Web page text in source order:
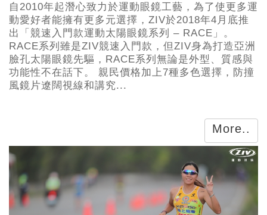
自2010年起潛心致力於運動眼鏡工藝，為了使更多運
動愛好者能擁有更多元選擇，ZIV於2018年4月底推
出「競速入門款運動太陽眼鏡系列 – RACE」。
RACE系列雖是ZIV競速入門款，但ZIV身為打造亞洲
臉孔太陽眼鏡先驅，RACE系列無論是外型、質感與
功能性不在話下。 親民價格加上7種多色選擇，防撞
風鏡片遼闊視線和講究...
More..